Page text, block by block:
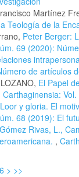
Martínez
Teología de la
Peter Berger:
69 (2020):
de artículos
El Papel
Carthaginensia:
Loor y gloria. El
68 (2019): El
Gómez Rivas, L.,
,
> >>